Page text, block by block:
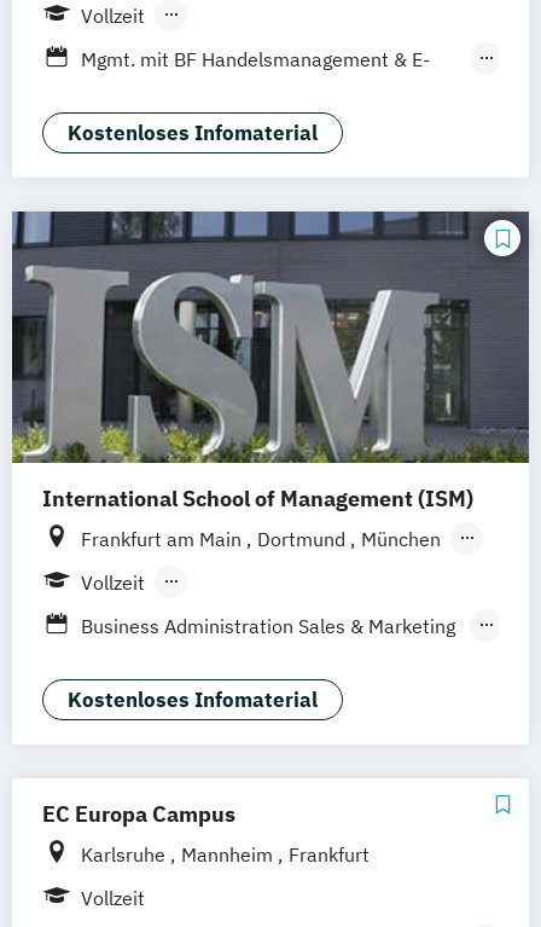
Mannheim
Stuttgart
Vollzeit
Berufsbegleitendes Präsenzstudium
Mgmt. mit BF Handelsmanagement & E-
Social Media Studies Sportmanagement
Kostenloses Infomaterial
International School of Management (ISM)
Frankfurt am Main Dortmund
München
Hamburg
Vollzeit
Berufsbegleitendes Präsenzstudium
Business Administration Sales & Marketing
Management Marketing
CRM & Vertrieb (DE/EN)
Strategic Marketing Management (DE/EN)
Kostenloses Infomaterial
EC Europa Campus
Karlsruhe Mannheim
Frankfurt
Vollzeit